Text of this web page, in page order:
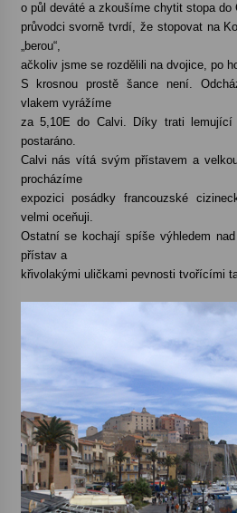
o půl deváté a zkoušíme chytit stopa
průvodci svorně tvrdí, že stopovat na
„berou“,
ačkoliv jsme se rozdělili na dvojice, po
S krosnou prostě šance není.
vlakem vyrážíme
za 5,10E do Calvi. Díky trati
postaráno.
Calvi nás vítá svým přístavem a
procházíme
expozici posádky francouzské
velmi oceňuji.
Ostatní se kochají spíše výhledem
přístav a
křivolakými uličkami pevnosti tvořícími